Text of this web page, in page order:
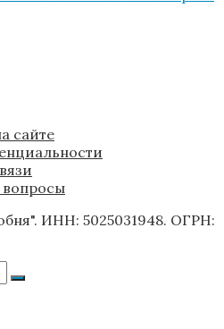
сайте
вопросы
ИНН: 5025031948. ОГРН: